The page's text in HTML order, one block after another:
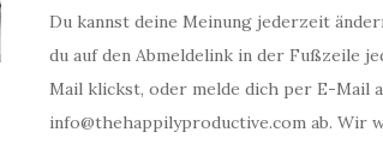
Du kannst deine Meinung jederzeit
du auf den Abmeldelink in der Fußzeile
Mail klickst, oder melde dich per E-Mail
info@thehappilyproductive.com ab. Wir